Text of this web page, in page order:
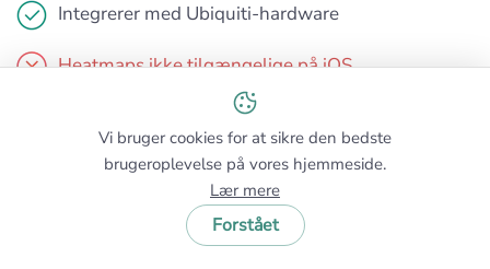
Integrerer med Ubiquiti-hardware
Heatmaps ikke tilgængelige på iOS
Mindre omfattende end professionelle værktøjer
Afhængig af Ubiquiti-udstyr for fuld
Vi bruger cookies for at sikre den bedste
brugeroplevelse på vores hjemmeside.
Lær mere
Forstået